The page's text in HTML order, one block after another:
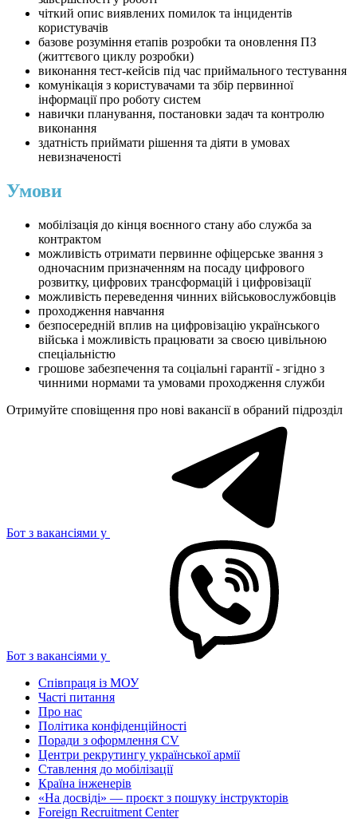
чіткий опис виявлених помилок та інцидентів
користувачів
базове розуміння етапів розробки та оновлення ПЗ
(життєвого циклу розробки)
виконання тест-кейсів під час приймального тестування
комунікація з користувачами та збір первинної
інформації про роботу систем
навички планування, постановки задач та контролю
виконання
здатність приймати рішення та діяти в умовах
невизначеності
Умови
мобілізація до кінця воєнного стану або служба за
контрактом
можливість отримати первинне офіцерське звання з
одночасним призначенням на посаду цифрового
розвитку, цифрових трансформацій і цифровізації
можливість переведення чинних військовослужбовців
проходження навчання
безпосередній вплив на цифровізацію українського
війська і можливість працювати за своєю цивільною
спеціальністю
грошове забезпечення та соціальні гарантії - згідно з
чинними нормами та умовами проходження служби
Отримуйте сповіщення про нові вакансії в обраний підрозділ
Бот з вакансіями у
Бот з вакансіями у
Співпраця із МОУ
Часті питання
Про нас
Політика конфіденційності
Поради з оформлення CV
Центри рекрутингу української армії
Ставлення до мобілізації
Країна інженерів
«На досвіді» — проєкт з пошуку інструкторів
Foreign Recruitment Center